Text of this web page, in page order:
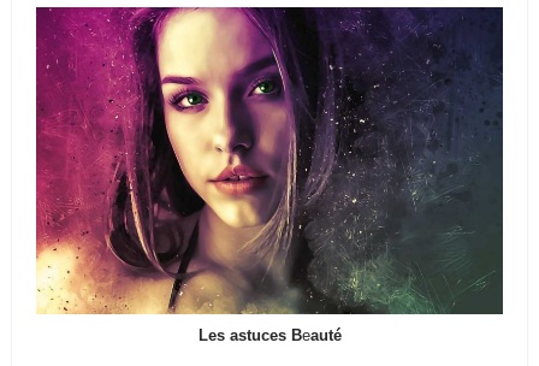
Les astuces Beauté